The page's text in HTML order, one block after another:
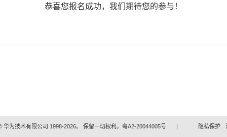
恭喜您报名成功，我们期待您的参与！
华为技术有限公司 1998-2026。 保留一切权利。粤A2-20044005号 | 隐私保护